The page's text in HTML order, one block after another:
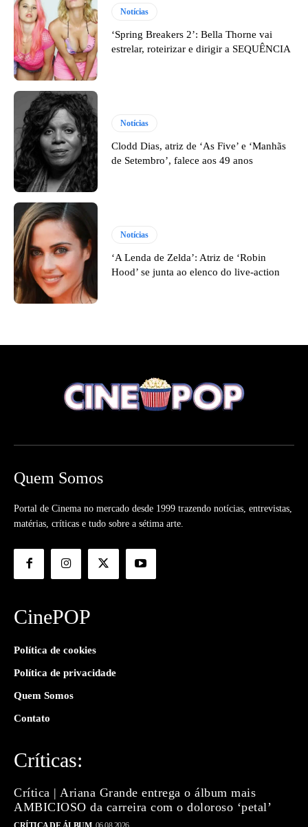
Notícias
‘Spring Breakers 2’: Bella Thorne vai
estrelar, roteirizar e dirigir a SEQUÊNCIA
Notícias
Clodd Dias, atriz de ‘As Five’ e ‘Manhãs
de Setembro’, falece aos 49 anos
Notícias
‘A Lenda de Zelda’: Atriz de ‘Robin
Hood’ se junta ao elenco do live-action
Quem Somos
Portal de Cinema no mercado desde 1999 trazendo notícias, entrevistas,
matérias, críticas e tudo sobre a sétima arte.
CinePOP
Política de cookies
Política de privacidade
Quem Somos
Contato
Críticas:
Crítica | Ariana Grande entrega o álbum mais
AMBICIOSO da carreira com o doloroso ‘petal’